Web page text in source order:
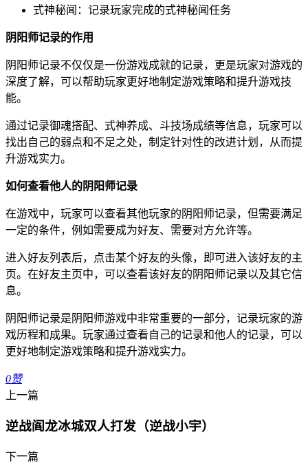
式神秘闻：记录玩家完成的式神秘闻任务
阴阳师记录的作用
阴阳师记录不仅仅是一份游戏成就的记录，更是玩家对游戏的
深度了解，可以帮助玩家更好地制定游戏策略和提升游戏技
能。
通过记录御魂搭配、式神养成、斗技场成绩等信息，玩家可以
找出自己的弱点和不足之处，制定针对性的改进计划，从而提
升游戏实力。
如何查看他人的阴阳师记录
在游戏中，玩家可以查看其他玩家的阴阳师记录，但需要满足
一定的条件，例如需要成为好友、需要对方允许等。
进入好友列表后，点击某个好友的头像，即可进入该好友的主
页。在好友主页中，可以查看该好友的阴阳师记录以及其它信
息。
阴阳师记录是阴阳师游戏中非常重要的一部分，记录玩家的游
戏历程和成果。玩家通过查看自己的记录和他人的记录，可以
更好地制定游戏策略和提升游戏实力。
0赞
上一篇
逆战阎龙冰城双人打发（逆战小宇）
下一篇